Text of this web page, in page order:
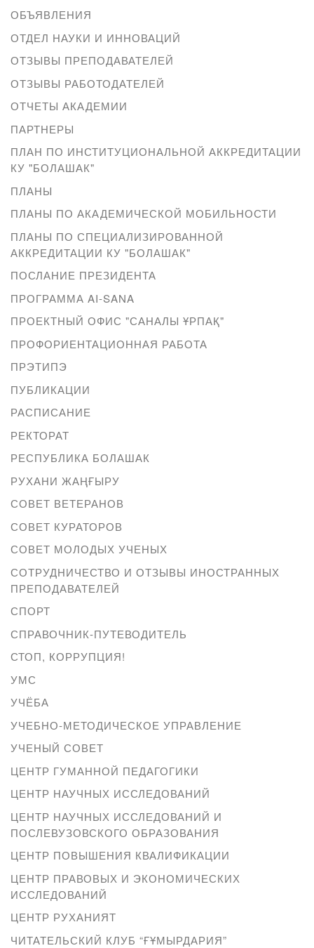
ОБЪЯВЛЕНИЯ
ОТДЕЛ НАУКИ И ИННОВАЦИЙ
ОТЗЫВЫ ПРЕПОДАВАТЕЛЕЙ
ОТЗЫВЫ РАБОТОДАТЕЛЕЙ
ОТЧЕТЫ АКАДЕМИИ
ПАРТНЕРЫ
ПЛАН ПО ИНСТИТУЦИОНАЛЬНОЙ АККРЕДИТАЦИИ
КУ "БОЛАШАК"
ПЛАНЫ
ПЛАНЫ ПО АКАДЕМИЧЕСКОЙ МОБИЛЬНОСТИ
ПЛАНЫ ПО СПЕЦИАЛИЗИРОВАННОЙ
АККРЕДИТАЦИИ КУ "БОЛАШАК"
ПОСЛАНИЕ ПРЕЗИДЕНТА
ПРОГРАММА AI-SANA
ПРОЕКТНЫЙ ОФИС "САНАЛЫ ҰРПАҚ"
ПРОФОРИЕНТАЦИОННАЯ РАБОТА
ПРЭТИПЭ
ПУБЛИКАЦИИ
РАСПИСАНИЕ
РЕКТОРАТ
РЕСПУБЛИКА БОЛАШАК
РУХАНИ ЖАҢҒЫРУ
СОВЕТ ВЕТЕРАНОВ
СОВЕТ КУРАТОРОВ
СОВЕТ МОЛОДЫХ УЧЕНЫХ
СОТРУДНИЧЕСТВО И ОТЗЫВЫ ИНОСТРАННЫХ
ПРЕПОДАВАТЕЛЕЙ
СПОРТ
СПРАВОЧНИК-ПУТЕВОДИТЕЛЬ
СТОП, КОРРУПЦИЯ!
УМС
УЧЁБА
УЧЕБНО-МЕТОДИЧЕСКОЕ УПРАВЛЕНИЕ
УЧЕНЫЙ СОВЕТ
ЦЕНТР ГУМАННОЙ ПЕДАГОГИКИ
ЦЕНТР НАУЧНЫХ ИССЛЕДОВАНИЙ
ЦЕНТР НАУЧНЫХ ИССЛЕДОВАНИЙ И
ПОСЛЕВУЗОВСКОГО ОБРАЗОВАНИЯ
ЦЕНТР ПОВЫШЕНИЯ КВАЛИФИКАЦИИ
ЦЕНТР ПРАВОВЫХ И ЭКОНОМИЧЕСКИХ
ИССЛЕДОВАНИЙ
ЦЕНТР РУХАНИЯТ
ЧИТАТЕЛЬСКИЙ КЛУБ “ҒҰМЫРДАРИЯ”